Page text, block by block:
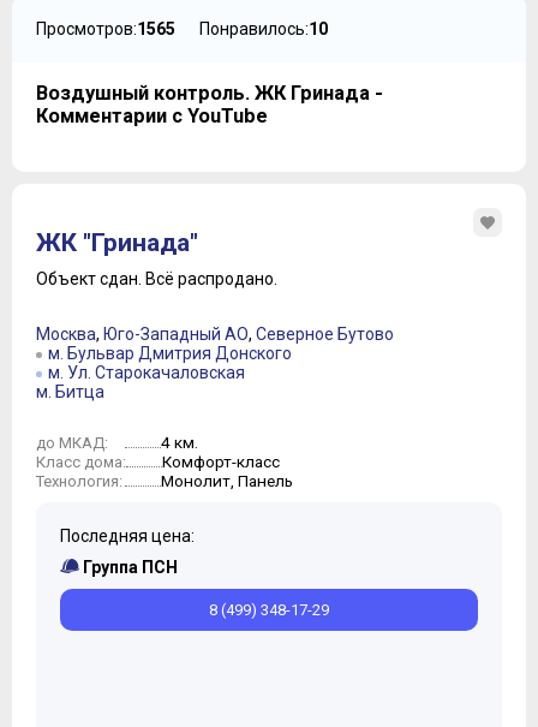
Просмотров:1565 Понравилось:10
Воздушный контроль. ЖК Гринада -
Комментарии с YouTube
ЖК "Гринада"
Объект сдан. Всё распродано.
Москва, Юго-Западный АО, Северное Бутово
м. Бульвар Дмитрия Донского
м. Ул. Старокачаловская
м. Битца
до МКАД: 4 км.
Класс дома: Комфорт-класс
Технология: Монолит, Панель
Последняя цена:
Группа ПСН
8 (499) 348-17-29